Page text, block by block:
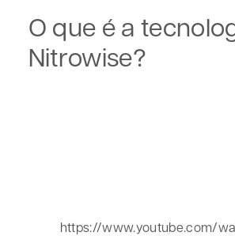
O que é a
Nitrowise?
https://www.youtube.com/